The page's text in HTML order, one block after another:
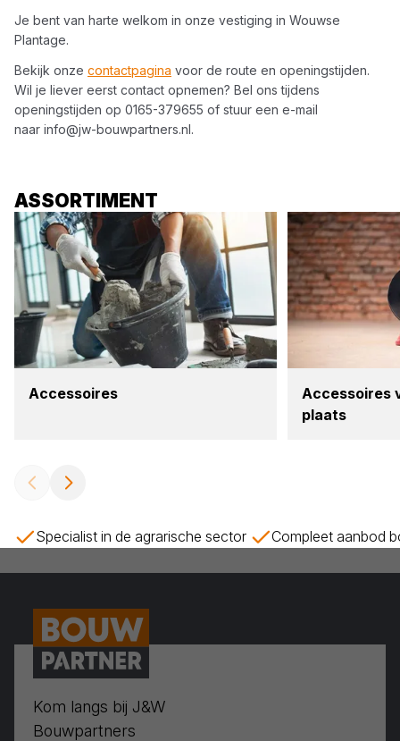
Je bent van harte welkom in onze vestiging in Wouwse
Plantage.
Bekijk onze contactpagina voor de route en openingstijden.
Wil je liever eerst contact opnemen? Bel ons tijdens
openingstijden op 0165-379655 of stuur een e-mail
naar info@jw-bouwpartners.nl.
ASSORTIMENT
Acces­soi­res
Acces­soi­res
plaats
Specialist in de agrarische sector Compleet aanbod
Kom langs bij J&W
Bouwpartners